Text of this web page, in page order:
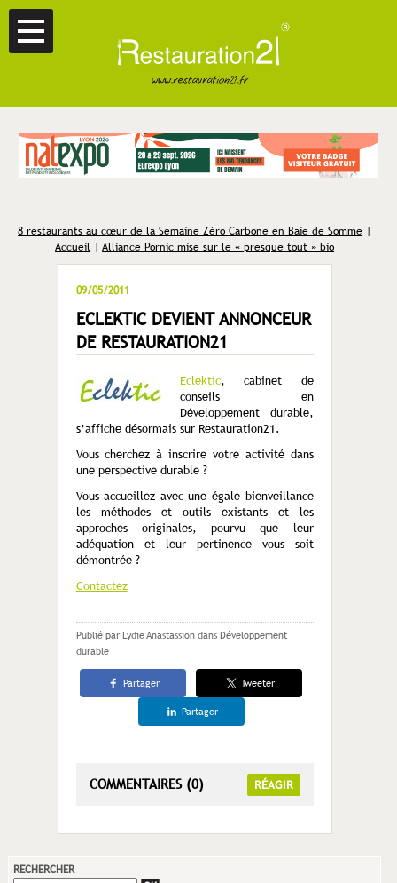
8 restaurants au cœur de la Semaine Zéro Carbone en Baie de Somme |
Accueil |Alliance Pornic mise sur le « presque tout » bio
09/05/2011
ECLEKTIC DEVIENT ANNONCEUR
DE RESTAURATION21
Eclektic, cabinet de
conseils en
Développement durable,
s’affiche désormais sur Restauration21.
Vous cherchez à inscrire votre activité dans
une perspective durable ?
Vous accueillez avec une égale bienveillance
les méthodes et outils existants et les
approches originales, pourvu que leur
adéquation et leur pertinence vous soit
démontrée ?
Contactez
Publié par Lydie Anastassion dans Développement
durable
Partager Tweeter
Partager
COMMENTAIRES (0) RÉAGIR
RECHERCHER